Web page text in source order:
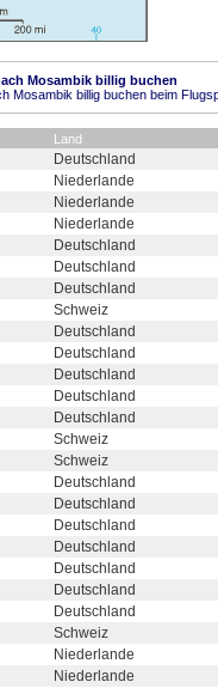
Mosambik billig buchen
Mosambik billig buchen beim
Land
Deutschland
Niederlande
Niederlande
Niederlande
Deutschland
Deutschland
Deutschland
Schweiz
Deutschland
Deutschland
Deutschland
Deutschland
Deutschland
Schweiz
Schweiz
Deutschland
Deutschland
Deutschland
Deutschland
Deutschland
Deutschland
Deutschland
Schweiz
Niederlande
Niederlande